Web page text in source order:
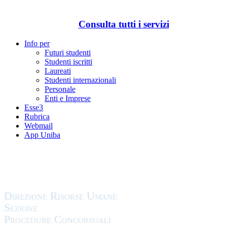
Consulta tutti i servizi
Info per
Futuri studenti
Studenti iscritti
Laureati
Studenti internazionali
Personale
Enti e Imprese
Esse3
Rubrica
Webmail
App Uniba